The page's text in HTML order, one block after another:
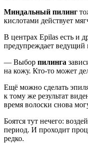
Миндальный пилинг
кислотами действует
В центрах Epilas есть и
предупреждает ведущий
— Выбор пилинга
на кожу. Кто-то может
Ещё можно сделать
к тому же результат
время волоски снова
Боятся тут нечего:
период. И проходит
редко.